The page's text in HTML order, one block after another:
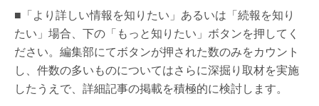
■「より詳しい情報を知りたい」あるいは「続報を知り
たい」場合、下の「もっと知りたい」ボタンを押してく
ださい。編集部にてボタンが押された数のみをカウント
し、件数の多いものについてはさらに深掘り取材を実施
したうえで、詳細記事の掲載を積極的に検討します。